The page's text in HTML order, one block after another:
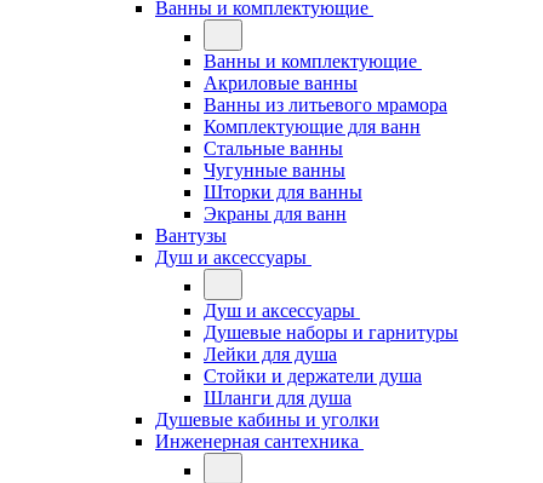
Ванны и комплектующие
Ванны и комплектующие
Акриловые ванны
Ванны из литьевого мрамора
Комплектующие для ванн
Стальные ванны
Чугунные ванны
Шторки для ванны
Экраны для ванн
Вантузы
Душ и аксессуары
Душ и аксессуары
Душевые наборы и гарнитуры
Лейки для душа
Стойки и держатели душа
Шланги для душа
Душевые кабины и уголки
Инженерная сантехника